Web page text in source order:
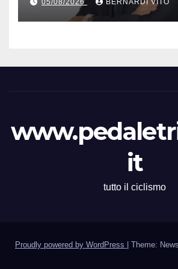
Dagnoni
05/08/2026 BERNARDI VITO
it
tutto il ciclismo
Proudly powered by WordPress Theme: